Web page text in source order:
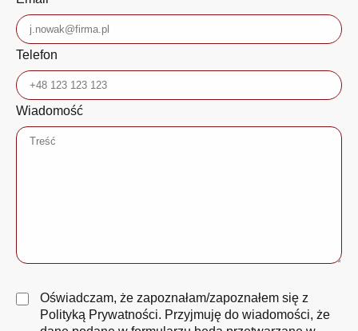
Telefon
Wiadomość
Oświadczam, że zapoznałam/zapoznałem się z
Polityką Prywatności. Przyjmuję do wiadomości, że